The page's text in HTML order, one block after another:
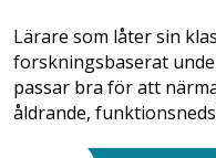
Lärare som låter sin
forskningsbaserat
passar bra för att
åldrande,